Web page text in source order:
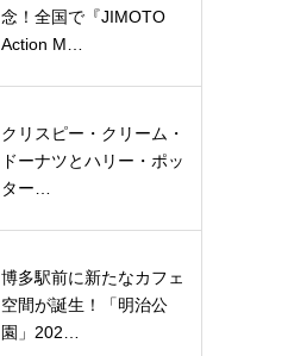
念！全国で『JIMOTO
Action M…
クリスピー・クリーム・
ドーナツとハリー・ポッ
ター…
博多駅前に新たなカフェ
空間が誕生！「明治公
園」202…